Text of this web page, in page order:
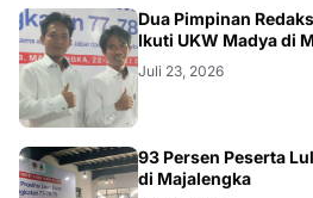
Dua Pimpinan
Ikuti UKW Madya di
Juli 23, 2026
93 Persen Peserta
di Majalengka